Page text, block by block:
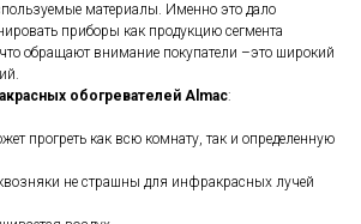
материалы. Именно это дало
приборы как продукцию сегмента
обращают внимание покупатели –это широкий
обогревателей Almac:
прогреть как всю комнату, так и определенную
не страшны для инфракрасных лучей